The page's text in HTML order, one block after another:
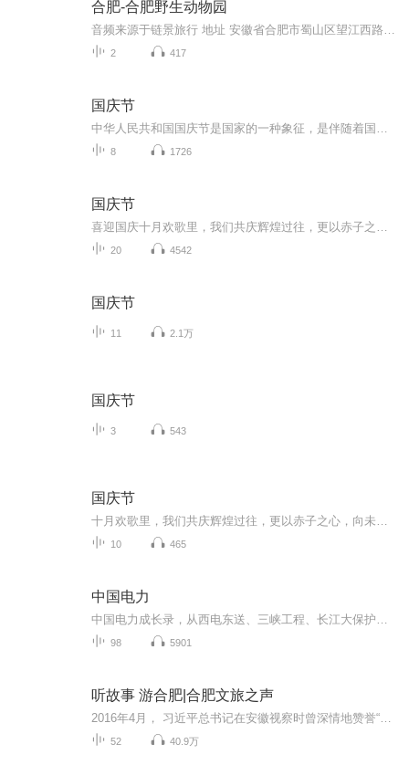
合肥-合肥野生动物园
2 417
国庆节
8 1726
国庆节
20 4542
国庆节
11 2.1万
国庆节
3 543
国庆节
10 465
中国电力
98 5901
听故事 游合肥|合肥文旅之声
52 40.9万